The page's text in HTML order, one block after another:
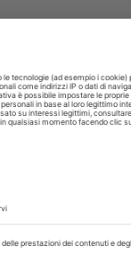
un
problemi di
cementazione?